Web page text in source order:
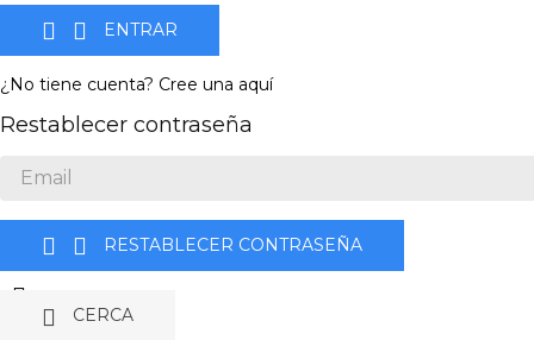

  ENTRAR
¿No tiene cuenta? Cree una aquí
Restablecer contraseña
  RESTABLECER CONTRASEÑA
 CERCA